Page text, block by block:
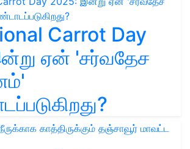
Carrot Day
ஏன் 'சர்வதேச